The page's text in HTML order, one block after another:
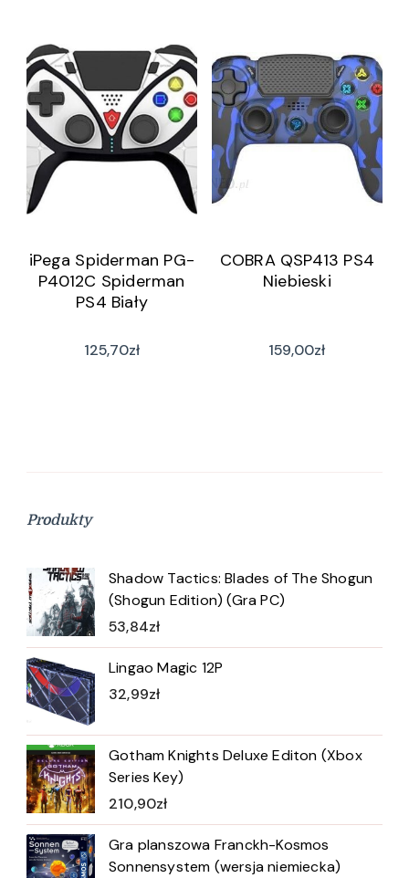
iPega Spiderman PG-
P4012C Spiderman
PS4 Biały
125,70zł
COBRA QSP413 PS4
Niebieski
159,00zł
Produkty
Shadow Tactics: Blades of The Shogun
(Shogun Edition) (Gra PC)
53,84zł
Lingao Magic 12P
32,99zł
Gotham Knights Deluxe Editon (Xbox
Series Key)
210,90zł
Gra planszowa Franckh-Kosmos
Sonnensystem (wersja niemiecka)